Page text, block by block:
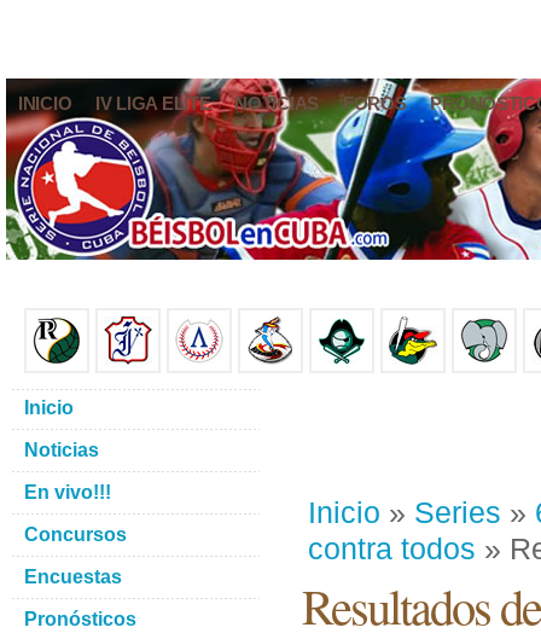
INICIO IV LIGA ELITE NOTICIAS FOROS
Inicio » Series »
contra todos »
Resultados
Inicio
Noticias
En vivo!!!
Concursos
Encuestas
Pronósticos